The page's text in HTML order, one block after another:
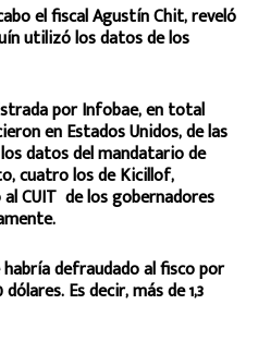
el fiscal Agustín Chit, reveló
utilizó los datos de los
por Infobae, en total
en Estados Unidos, de las
datos del mandatario de
cuatro los de Kicillof,
CUIT de los gobernadores
defraudado al fisco por
Es decir, más de 1,3